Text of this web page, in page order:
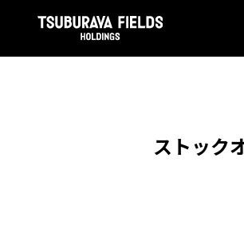
ストック